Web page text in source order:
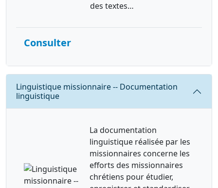
des textes…
Consulter
Requête
Linguistique missionnaire -- Documentation
linguistique
La documentation
linguistique réalisée par les
missionnaires concerne les
efforts des missionnaires
chrétiens pour étudier,